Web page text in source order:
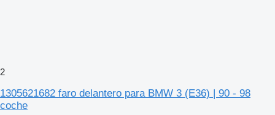
2
1305621682 faro delantero para BMW 3 (E36) | 90 - 98
coche